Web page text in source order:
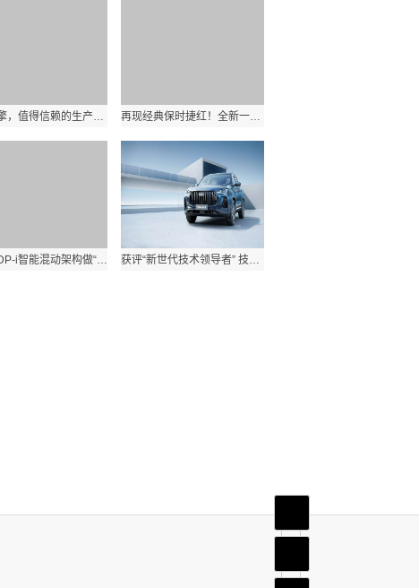
创新引擎，值得信赖的生产力工具PowerEdge T550塔式服务器 再现经典保时捷红！全新一代瑞虎7 PLUS 全新内饰首曝光
有奇瑞DP-i智能混动架构做“靠山”，瑞虎7 PLUS新能源到底有多颠覆？ 获评“新世代技术领导者” 技术奇瑞“冰山一角”获新华社点赞
首页